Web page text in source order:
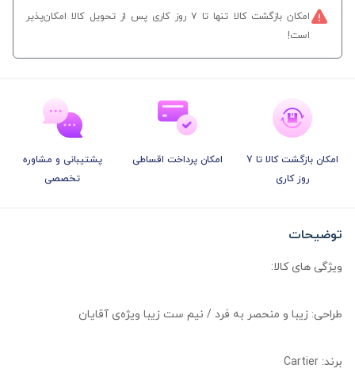
امکان بازگشت کالا تنها تا ۷ روز کاری پس از تحویل کالا امکان‌پذیر
است!
امکان بازگشت کالا تا 7
روز کاری
امکان پرداخت اقساطی
پشتیبانی و مشاوره
تخصصی
توضیحات
ویژگی های کالا:
طراحی: زیبا و منحصر به فرد / نیم ست زیبا ویژه‌ی آقایان
برند: Cartier